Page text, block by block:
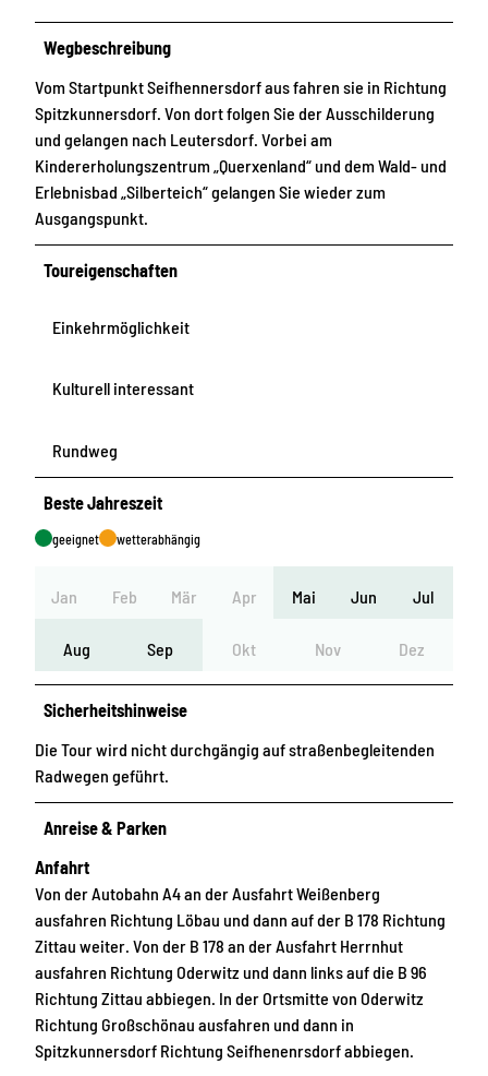
Wegbeschreibung
Vom Startpunkt Seifhennersdorf aus fahren sie in Richtung
Spitzkunnersdorf. Von dort folgen Sie der Ausschilderung
und gelangen nach Leutersdorf. Vorbei am
Kindererholungszentrum „Querxenland“ und dem Wald- und
Erlebnisbad „Silberteich“ gelangen Sie wieder zum
Ausgangspunkt.
Toureigenschaften
Einkehrmöglichkeit
Kulturell interessant
Rundweg
Beste Jahreszeit
geeignet wetterabhängig
Jan Feb Mär Apr Mai Jun Jul
Aug Sep Okt Nov Dez
Sicherheitshinweise
Die Tour wird nicht durchgängig auf straßenbegleitenden
Radwegen geführt.
Anreise & Parken
Anfahrt
Von der Autobahn A4 an der Ausfahrt Weißenberg
ausfahren Richtung Löbau und dann auf der B 178 Richtung
Zittau weiter. Von der B 178 an der Ausfahrt Herrnhut
ausfahren Richtung Oderwitz und dann links auf die B 96
Richtung Zittau abbiegen. In der Ortsmitte von Oderwitz
Richtung Großschönau ausfahren und dann in
Spitzkunnersdorf Richtung Seifhenenrsdorf abbiegen.